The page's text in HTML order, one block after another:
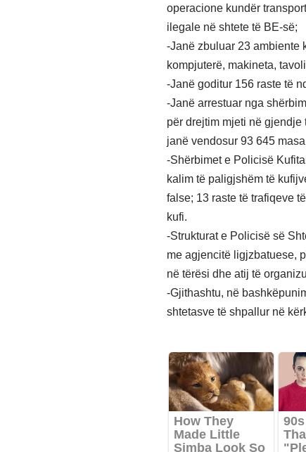
operacione kundër
ilegale në shtete të BE-së;
-Janë zbuluar 23 ambiente
kompjuterë, makineta,
-Janë goditur 156 raste të
-Janë arrestuar nga
për drejtim mjeti në
janë vendosur 93 645
-Shërbimet e Policisë
kalim të paligjshëm të
false; 13 raste të trafiqeve
kufi.
-Strukturat e Policisë së
me agjencitë ligjzbatuese,
në tërësi dhe atij të
-Gjithashtu, në
shtetasve të shpallur në